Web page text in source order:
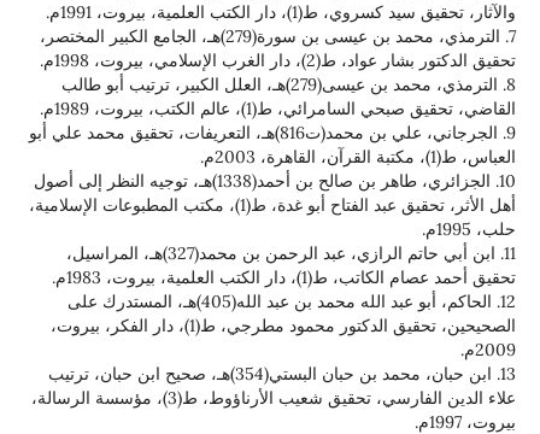
دار الكتب العلمية، بيروت، 1991م.
7. الترمذي، محمد بن عيسى بن سورة(279)هـ، الجامع الكبير المختصر،
الغرب الإسلامي، بيروت، 1998م.
8. الترمذي، محمد بن عيسى(279)هـ، العلل الكبير، ترتيب أبو طالب
ط(1)، عالم الكتب، بيروت، 1989م.
9. الجرجاني، علي بن محمد(ت816)هـ، التعريفات، تحقيق محمد علي أبو
10. الجزائري، طاهر بن صالح بن أحمد(1338)هـ، توجيه النظر إلى أصول
أهل الأثر، تحقيق عبد الفتاح أبو غدة، ط(1)، مكتب المطبوعات الإسلامية،
11. ابن أبي حاتم الرازي، عبد الرحمن بن محمد(327)هـ، المراسيل،
الكتب العلمية، بيروت، 1983م.
12. الحاكم، أبو عبد الله محمد بن عبد الله(405)هـ، المستدرك على
الصحيحين، تحقيق الدكتور محمود مطرجي، ط(1)، دار الفكر، بيروت،
13. ابن حبان، محمد بن حبان البستي(354)هـ، صحيح ابن حبان، ترتيب
علاء الدين الفارسي، تحقيق شعيب الأرناؤوط، ط(3)، مؤسسة الرسالة،